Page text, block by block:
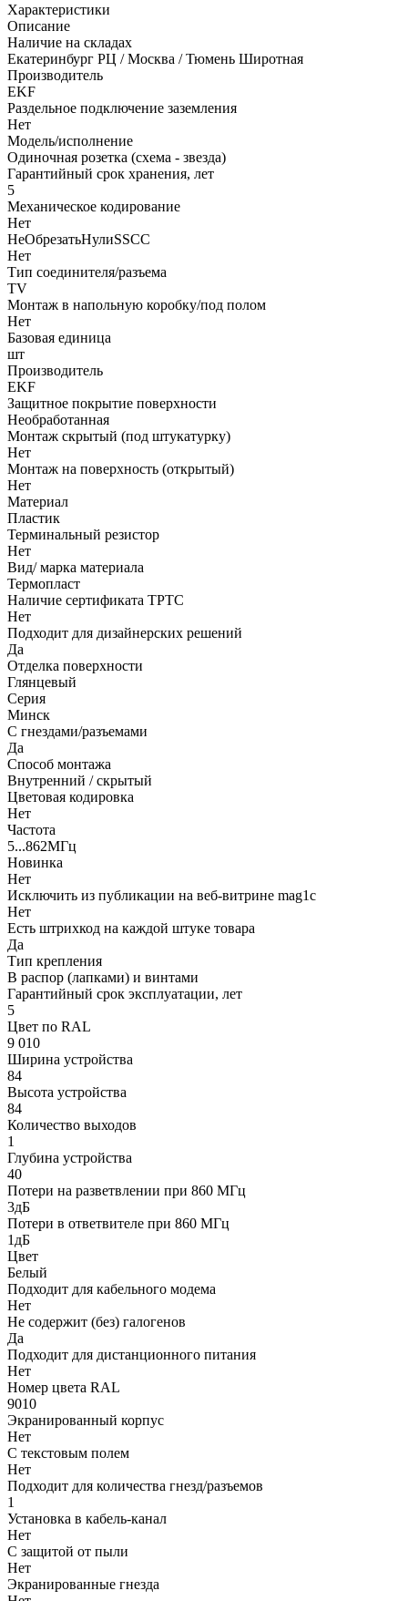
Характеристики
Описание
Наличие на складах
Екатеринбург РЦ / Москва / Тюмень Широтная
Производитель
EKF
Раздельное подключение заземления
Нет
Модель/исполнение
Одиночная розетка (схема - звезда)
Гарантийный срок хранения, лет
5
Механическое кодирование
Нет
НеОбрезатьНулиSSCC
Нет
Тип соединителя/разъема
TV
Монтаж в напольную коробку/под полом
Нет
Базовая единица
шт
Производитель
EKF
Защитное покрытие поверхности
Необработанная
Монтаж скрытый (под штукатурку)
Нет
Монтаж на поверхность (открытый)
Нет
Материал
Пластик
Терминальный резистор
Нет
Вид/ марка материала
Термопласт
Наличие сертификата ТРТС
Нет
Подходит для дизайнерских решений
Да
Отделка поверхности
Глянцевый
Серия
Минск
С гнездами/разъемами
Да
Способ монтажа
Внутренний / скрытый
Цветовая кодировка
Нет
Частота
5...862МГц
Новинка
Нет
Исключить из публикации на веб-витрине mag1c
Нет
Есть штрихкод на каждой штуке товара
Да
Тип крепления
В распор (лапками) и винтами
Гарантийный срок эксплуатации, лет
5
Цвет по RAL
9 010
Ширина устройства
84
Высота устройства
84
Количество выходов
1
Глубина устройства
40
Потери на разветвлении при 860 МГц
3дБ
Потери в ответвителе при 860 МГц
1дБ
Цвет
Белый
Подходит для кабельного модема
Нет
Не содержит (без) галогенов
Да
Подходит для дистанционного питания
Нет
Номер цвета RAL
9010
Экранированный корпус
Нет
С текстовым полем
Нет
Подходит для количества гнезд/разъемов
1
Установка в кабель-канал
Нет
С защитой от пыли
Нет
Экранированные гнезда